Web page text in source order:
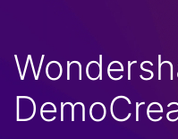
Sala de imprensa
Loja
Recursos
Todos os recursos >
Recursos de IA
Dicas de IA
Soluções
DemoCreator para
Central de Ajuda